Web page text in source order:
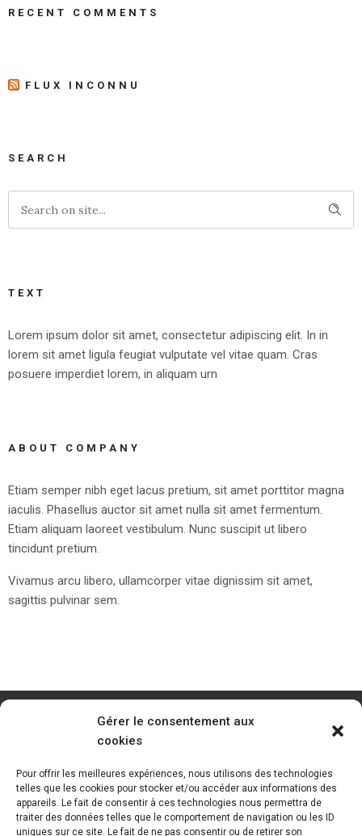
Gérer le consentement aux
cookies
Pour offrir les meilleures expériences, nous utilisons des technologies
telles que les cookies pour stocker et/ou accéder aux informations des
appareils. Le fait de consentir à ces technologies nous permettra de
traiter des données telles que le comportement de navigation ou les ID
uniques sur ce site. Le fait de ne pas consentir ou de retirer son
RECENT COMMENTS
FLUX INCONNU
SEARCH
TEXT
Lorem ipsum dolor sit amet, consectetur adipiscing elit. In in
lorem sit amet ligula feugiat vulputate vel vitae quam. Cras
posuere imperdiet lorem, in aliquam urn
ABOUT COMPANY
Etiam semper nibh eget lacus pretium, sit amet porttitor magna
iaculis. Phasellus auctor sit amet nulla sit amet fermentum.
Etiam aliquam laoreet vestibulum. Nunc suscipit ut libero
tincidunt pretium.
Vivamus arcu libero, ullamcorper vitae dignissim sit amet,
sagittis pulvinar sem.